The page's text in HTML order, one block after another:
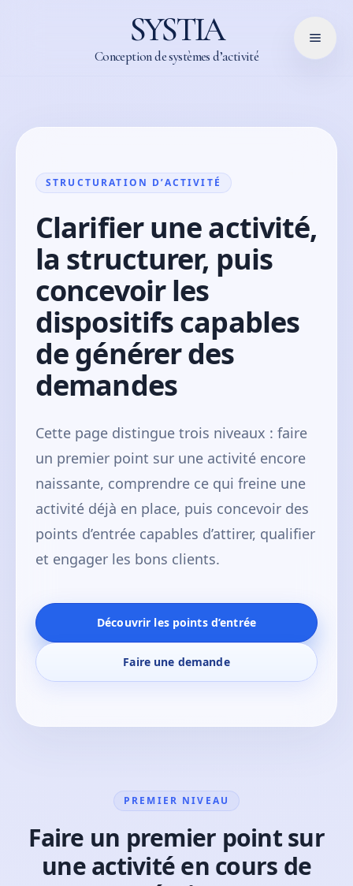
SYSTIA
Conception de systèmes d’activité
STRUCTURATION D’ACTIVITÉ
Clarifier une activité,
la structurer, puis
concevoir les
dispositifs capables
de générer des
demandes
Cette page distingue trois niveaux : faire
un premier point sur une activité encore
naissante, comprendre ce qui freine une
activité déjà en place, puis concevoir des
points d’entrée capables d’attirer, qualifier
et engager les bons clients.
Découvrir les points d’entrée
Faire une demande
PREMIER NIVEAU
Faire un premier point sur
une activité en cours de